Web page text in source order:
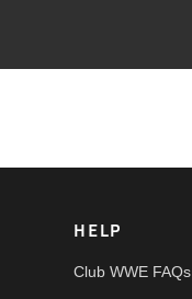
HELP
Club WWE FAQs